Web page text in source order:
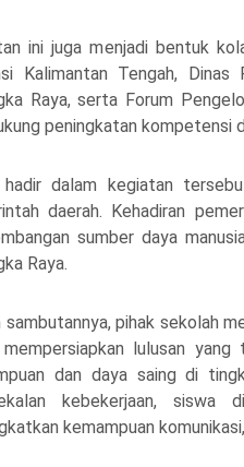
ini juga menjadi bentuk
Kalimantan Tengah, Dinas
Raya, serta Forum
peningkatan kompetensi
dalam kegiatan
daerah. Kehadiran
sumber daya
Raya.
sambutannya, pihak sekolah
lulusan
dan daya saing di
kebekerjaan, siswa
kemampuan